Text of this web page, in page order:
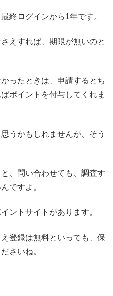
終ログインから1年です。
えすれば、期限が無いのと
ったときは、申請するとち
ポイントを付与してくれま
うかもしれませんが、そう
、問い合わせても、調査す
ですよ。
ントサイトがあります。
登録は無料といっても、保
さいね。